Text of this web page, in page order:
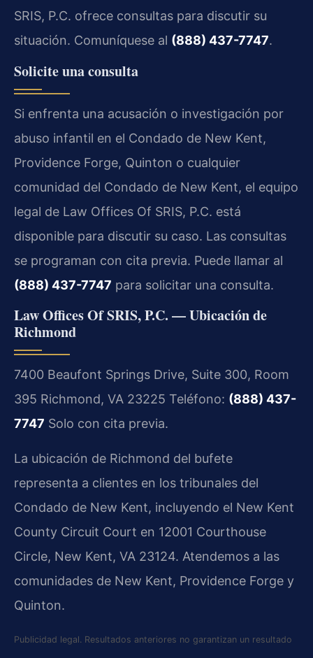
SRIS, P.C. ofrece consultas para discutir su
situación. Comuníquese al (888) 437-7747.
Solicite una consulta
Si enfrenta una acusación o investigación por
abuso infantil en el Condado de New Kent,
Providence Forge, Quinton o cualquier
comunidad del Condado de New Kent, el equipo
legal de Law Offices Of SRIS, P.C. está
disponible para discutir su caso. Las consultas
se programan con cita previa. Puede llamar al
(888) 437-7747 para solicitar una consulta.
Law Offices Of SRIS, P.C. — Ubicación de
Richmond
7400 Beaufont Springs Drive, Suite 300, Room
395 Richmond, VA 23225 Teléfono: (888) 437-
7747 Solo con cita previa.
La ubicación de Richmond del bufete
representa a clientes en los tribunales del
Condado de New Kent, incluyendo el New Kent
County Circuit Court en 12001 Courthouse
Circle, New Kent, VA 23124. Atendemos a las
comunidades de New Kent, Providence Forge y
Quinton.
Publicidad legal. Resultados anteriores no garantizan un resultado